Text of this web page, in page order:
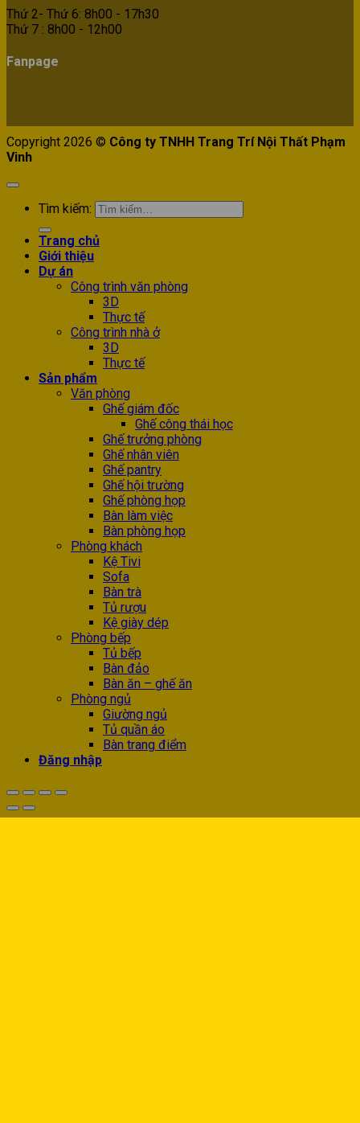
Thứ 2- Thứ 6: 8h00 - 17h30
Thứ 7 : 8h00 - 12h00
Fanpage
Copyright 2026 © Công ty TNHH Trang Trí Nội Thất Phạm
Vinh
Tìm kiếm:
Trang chủ
Giới thiệu
Dự án
Công trình văn phòng
3D
Thực tế
Công trình nhà ở
3D
Thực tế
Sản phẩm
Văn phòng
Ghế giám đốc
Ghế công thái học
Ghế trưởng phòng
Ghế nhân viên
Ghế pantry
Ghế hội trường
Ghế phòng họp
Bàn làm việc
Bàn phòng họp
Phòng khách
Kệ Tivi
Sofa
Bàn trà
Tủ rượu
Kệ giày dép
Phòng bếp
Tủ bếp
Bàn đảo
Bàn ăn – ghế ăn
Phòng ngủ
Giường ngủ
Tủ quần áo
Bàn trang điểm
Đăng nhập